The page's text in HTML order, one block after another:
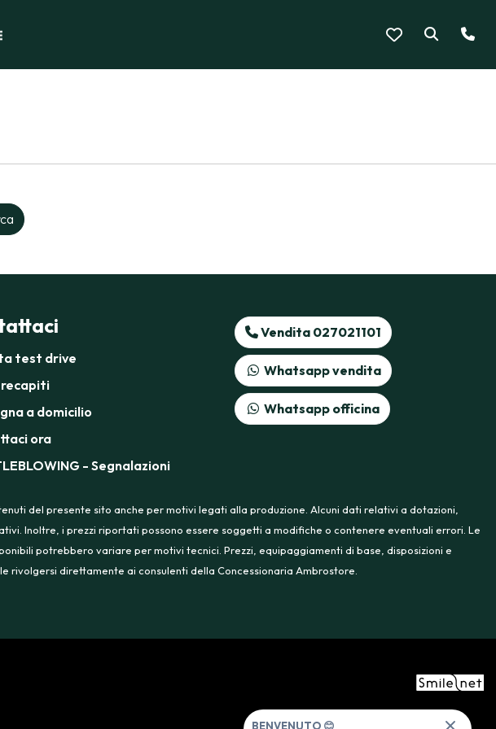
test drive
recapiti
a domicilio
ora
- Segnalazioni
Vendita 027021101
Whatsapp vendita
Whatsapp officina
del presente sito anche per motivi legati alla produzione. Alcuni dati relativi a dotazioni,
Inoltre, i prezzi riportati possono essere soggetti a modifiche o contenere eventuali errori. Le
potrebbero variare per motivi tecnici. Prezzi, equipaggiamenti di base, disposizioni e
rivolgersi direttamente ai consulenti della Concessionaria Ambrostore.
BENVENUTO 😊